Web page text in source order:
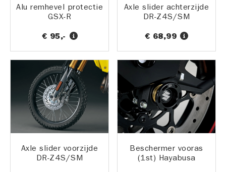
Alu remhevel protectie
GSX-R
€ 95,-
Axle slider achterzijde
DR-Z4S/SM
€ 68,99
Axle slider voorzijde
DR-Z4S/SM
Beschermer vooras
(1st) Hayabusa